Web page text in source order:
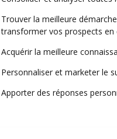
Trouver la meilleure
transformer vos prospects en
Acquérir la meilleure
Personnaliser et marketer le
Apporter des réponses